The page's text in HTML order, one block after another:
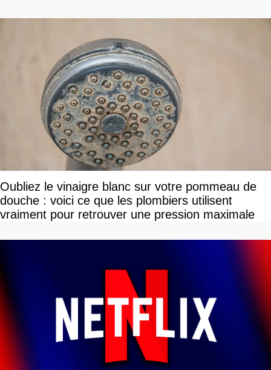
Oubliez le vinaigre blanc sur votre pommeau de
douche : voici ce que les plombiers utilisent
vraiment pour retrouver une pression maximale